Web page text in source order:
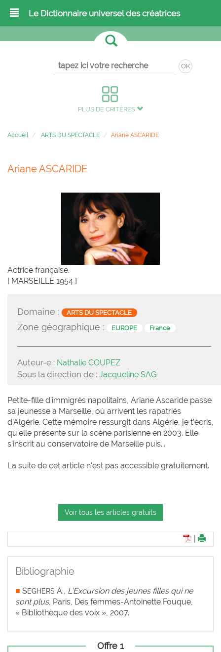
Le Dictionnaire universel des créatrices
OK
PLUS DE CRITÈRES
Accueil ARTS DU SPECTACLE Ariane ASCARIDE
Ariane ASCARIDE
Actrice française.
[ MARSEILLE 1954 ]
Domaine : ARTS DU SPECTACLE
Zone géographique : EUROPE France
Auteur-e : Nathalie COUPEZ
Sous la direction de : Jacqueline SAG
Petite-fille d’immigrés napolitains, Ariane Ascaride passe
sa jeunesse à Marseille, où arrivent les rapatriés
d’Algérie. Cette mémoire ressurgit dans Algérie, je t’écris,
qu’elle présente sur la scène parisienne en 2003. Elle
s’inscrit au conservatoire de Marseille puis...
La suite de cet article n'est pas accessible gratuitement.
Voir tous les articles gratuits
Bibliographie
■ SEGHERS A., L’Excursion des jeunes filles qui ne
sont plus, Paris, Des femmes-Antoinette Fouque,
« Bibliothèque des voix », 2007.
Offre 1